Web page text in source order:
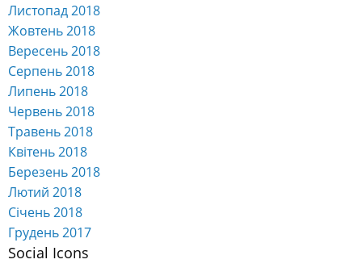
Листопад 2018
Жовтень 2018
Вересень 2018
Серпень 2018
Липень 2018
Червень 2018
Травень 2018
Квітень 2018
Березень 2018
Лютий 2018
Січень 2018
Грудень 2017
Social Icons